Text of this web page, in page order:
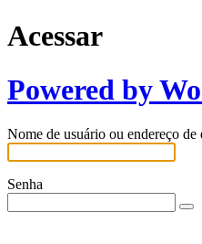
Acessar
Powered by
Nome de usuário ou endereço de
Senha